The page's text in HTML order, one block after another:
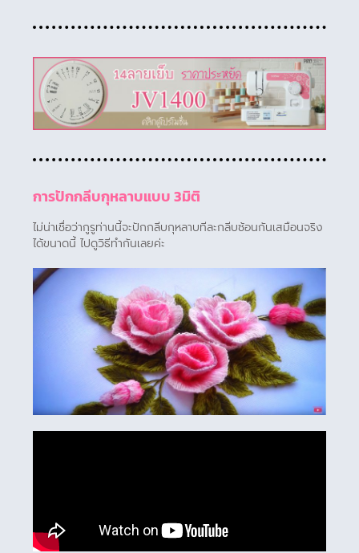
การปักกลีบกุหลาบแบบ 3มิติ
ไม่น่าเชื่อว่ากูรูท่านนี้จะปักกลีบกุหลาบทีละกลีบซ้อนกันเสมือนจริง
ได้ขนาดนี้ ไปดูวิธีทำกันเลยค่ะ